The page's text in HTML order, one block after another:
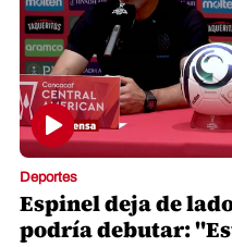
Deportes
Espinel deja de
podría debutar: